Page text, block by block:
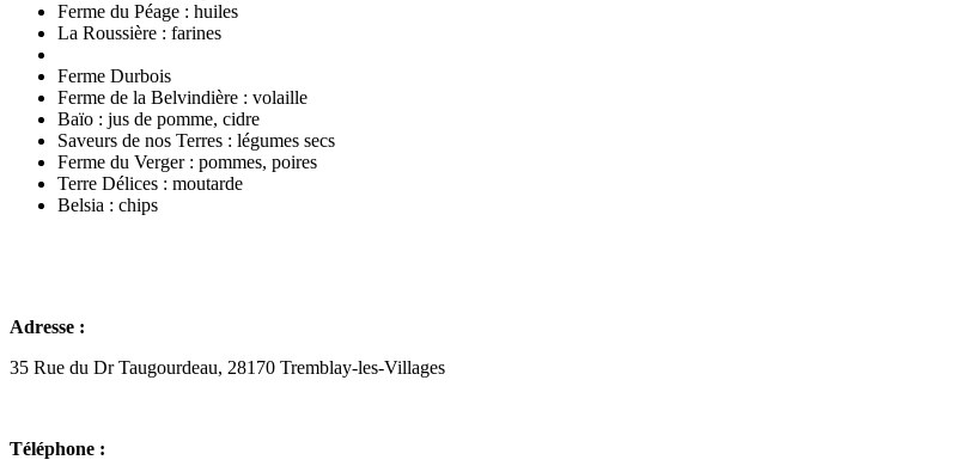
Ferme du Péage : huiles
La Roussière : farines
Ferme Durbois
Ferme de la Belvindière : volaille
Baïo : jus de pomme, cidre
Saveurs de nos Terres : légumes secs
Ferme du Verger : pommes, poires
Terre Délices : moutarde
Belsia : chips
Adresse :
35 Rue du Dr Taugourdeau, 28170 Tremblay-les-Villages
Téléphone :